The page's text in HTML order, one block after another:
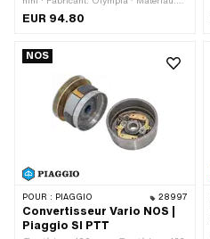
Acier · Type de transmission: Vario ·
de ressorts: 2 pcs · Poids: 642 g
EUR 94.80
NOS
POUR : PIAGGIO 28997
Convertisseur Vario NOS |
Piaggio SI PTT